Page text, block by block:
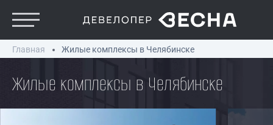
Главная Жилые комплексы в Челябинске
Жилые комплексы в Челябинске